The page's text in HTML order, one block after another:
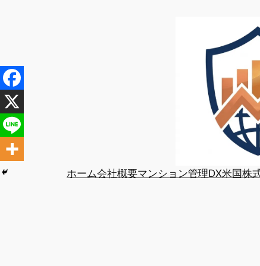
キ
ッ
プ
ホーム会社概要マンション管理DX米国株